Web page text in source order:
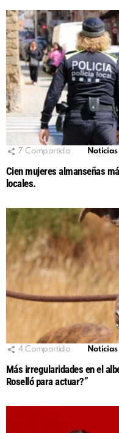
7 Compartido Noticias
Cien mujeres almanseñas
locales.
4 Compartido Noticias
Más irregularidades en el
Roselló para actuar?”